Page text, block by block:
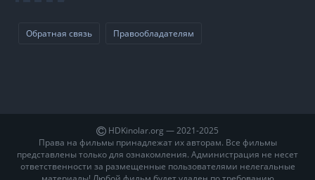
Обратная связь Правообладателям
HDKinolar.org — 2021-2025
Права на фильмы принадлежат их авторам. Все фильмы
представлены только для ознакомления. Администрация не несет
ответственности за размещенные пользователями нелегальные